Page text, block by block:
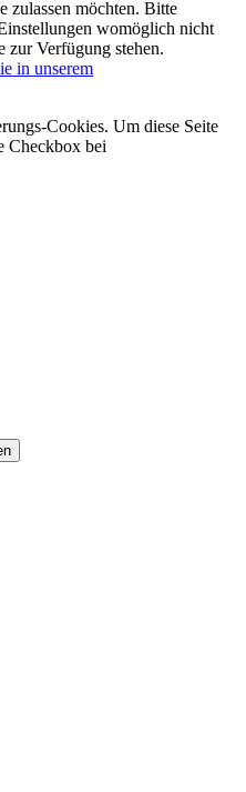
zulassen möchten. Bitte
womöglich nicht
zur Verfügung stehen.
in unserem
Cookies. Um diese Seite
Checkbox bei